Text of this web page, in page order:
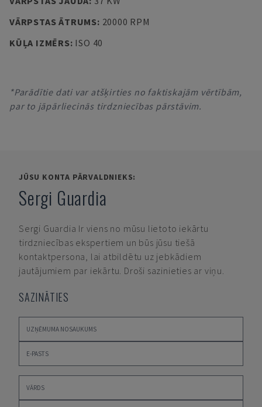
VĀRPSTAS ĀTRUMS: 20000 RPM
KŪĻA IZMĒRS: ISO 40
*Parādītie dati var atšķirties no faktiskajām vērtībām,
par to jāpārliecinās tirdzniecības pārstāvim.
JŪSU KONTA PĀRVALDNIEKS:
Sergi Guardia
Sergi Guardia Ir viens no mūsu lietoto iekārtu
tirdzniecības ekspertiem un būs jūsu tiešā
kontaktpersona, lai atbildētu uz jebkādiem
jautājumiem par iekārtu. Droši sazinieties ar viņu.
SAZINĀTIES